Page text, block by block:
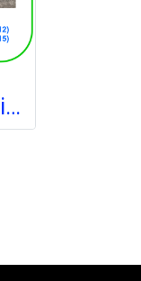
Modesty Adson Tissue Forcep (เยอรมัน)